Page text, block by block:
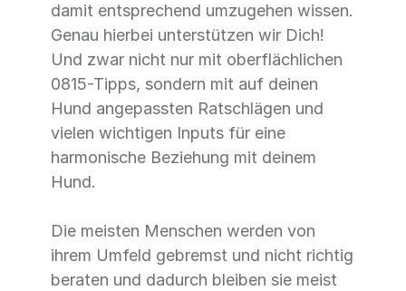
damit entsprechend umzugehen wissen.
Genau hierbei unterstützen wir Dich!
Und zwar nicht nur mit oberflächlichen
0815-Tipps, sondern mit auf deinen
Hund angepassten Ratschlägen und
vielen wichtigen Inputs für eine
harmonische Beziehung mit deinem
Hund.
Die meisten Menschen werden von
ihrem Umfeld gebremst und nicht richtig
beraten und dadurch bleiben sie meist